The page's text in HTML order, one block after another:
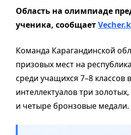
Область на олимпиаде
ученика, сообщает
Команда Карагандинской
призовых мест на
среди учащихся 7–8 классов
интеллектуалов три
и четыре бронзовые медали.